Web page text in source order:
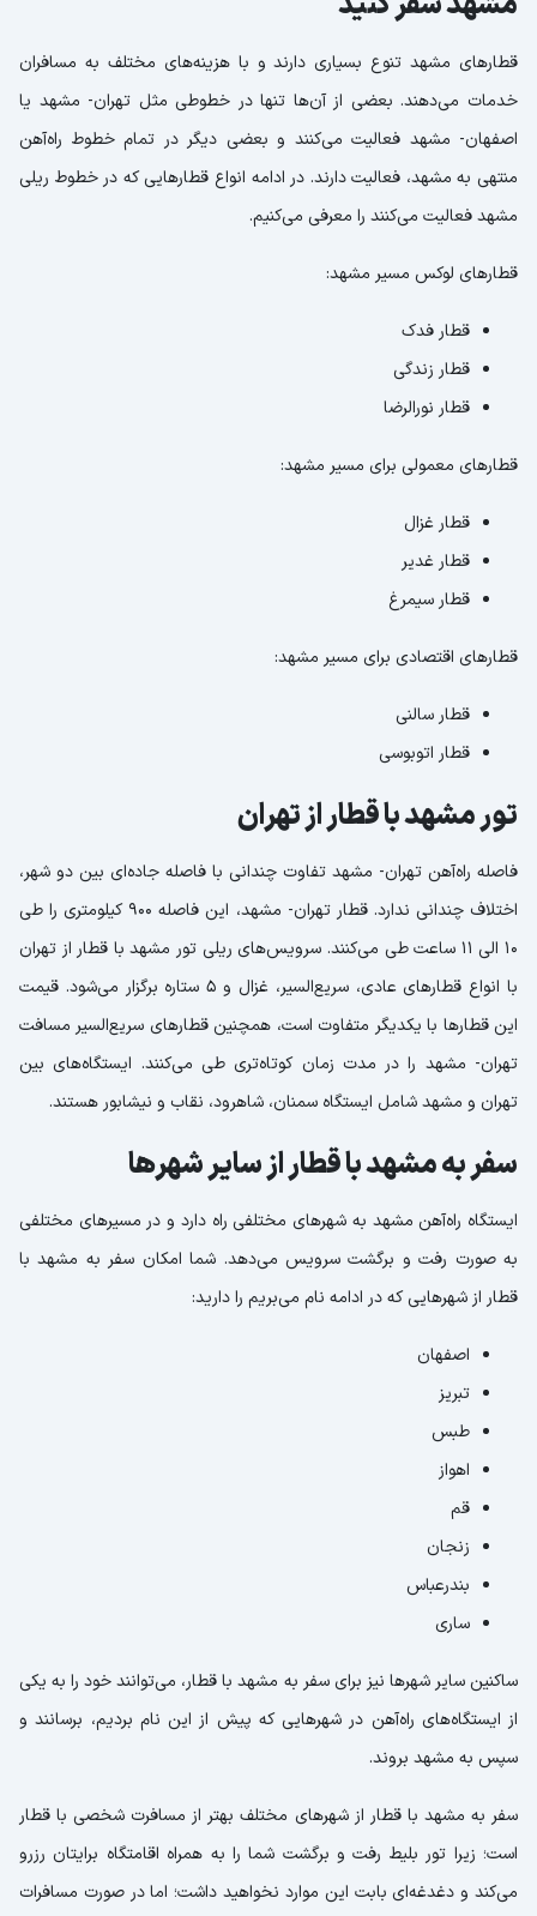
قطارهای مشهد تنوع بسیاری دارند و با هزینه‌های مختلف به مسافران
خدمات می‌دهند. بعضی از آن‌ها تنها در خطوطی مثل تهران- مشهد یا
اصفهان- مشهد فعالیت می‌کنند و بعضی دیگر در تمام خطوط راه‌آهن
منتهی به مشهد، فعالیت دارند. در ادامه انواع قطارهایی که در خطوط ریلی
مشهد فعالیت می‌کنند را معرفی می‌کنیم.
قطارهای لوکس مسیر مشهد:
قطار فدک
قطار زندگی
قطار نورالرضا
قطارهای معمولی برای مسیر مشهد:
قطار غزال
قطار غدیر
قطار سیمرغ
قطارهای اقتصادی برای مسیر مشهد:
قطار سالنی
قطار اتوبوسی
تور مشهد با قطار از تهران
فاصله راه‌آهن تهران- مشهد تفاوت چندانی با فاصله جاده‌ای بین دو شهر،
اختلاف چندانی ندارد. قطار تهران- مشهد، این فاصله ۹۰۰ کیلومتری را طی
۱۰ الی ۱۱ ساعت طی می‌کنند. سرویس‌های ریلی تور مشهد با قطار از تهران
با انواع قطارهای عادی، سریع‌السیر، غزال و ۵ ستاره برگزار می‌شود. قیمت
این قطارها با یکدیگر متفاوت است، همچنین قطارهای سریع‌السیر مسافت
تهران- مشهد را در مدت زمان کوتاه‌تری طی می‌کنند. ایستگاه‌های بین
تهران و مشهد شامل ایستگاه سمنان، شاهرود، نقاب و نیشابور هستند.
سفر به مشهد با قطار از سایر شهرها
ایستگاه راه‌آهن مشهد به شهرهای مختلفی راه دارد و در مسیرهای مختلفی
به صورت رفت و برگشت سرویس می‌دهد. شما امکان سفر به مشهد با
قطار از شهرهایی که در ادامه نام می‌بریم را دارید:
اصفهان
تبریز
طبس
اهواز
قم
زنجان
بندرعباس
ساری
ساکنین سایر شهرها نیز برای سفر به مشهد با قطار، می‌توانند خود را به یکی
از ایستگاه‌های راه‌آهن در شهرهایی که پیش از این نام بردیم، برسانند و
سپس به مشهد بروند.
سفر به مشهد با قطار از شهرهای مختلف بهتر از مسافرت شخصی با قطار
است؛ زیرا تور بلیط رفت و برگشت شما را به همراه اقامتگاه برایتان رزرو
می‌کند و دغدغه‌ای بابت این موارد نخواهید داشت؛ اما در صورت مسافرات